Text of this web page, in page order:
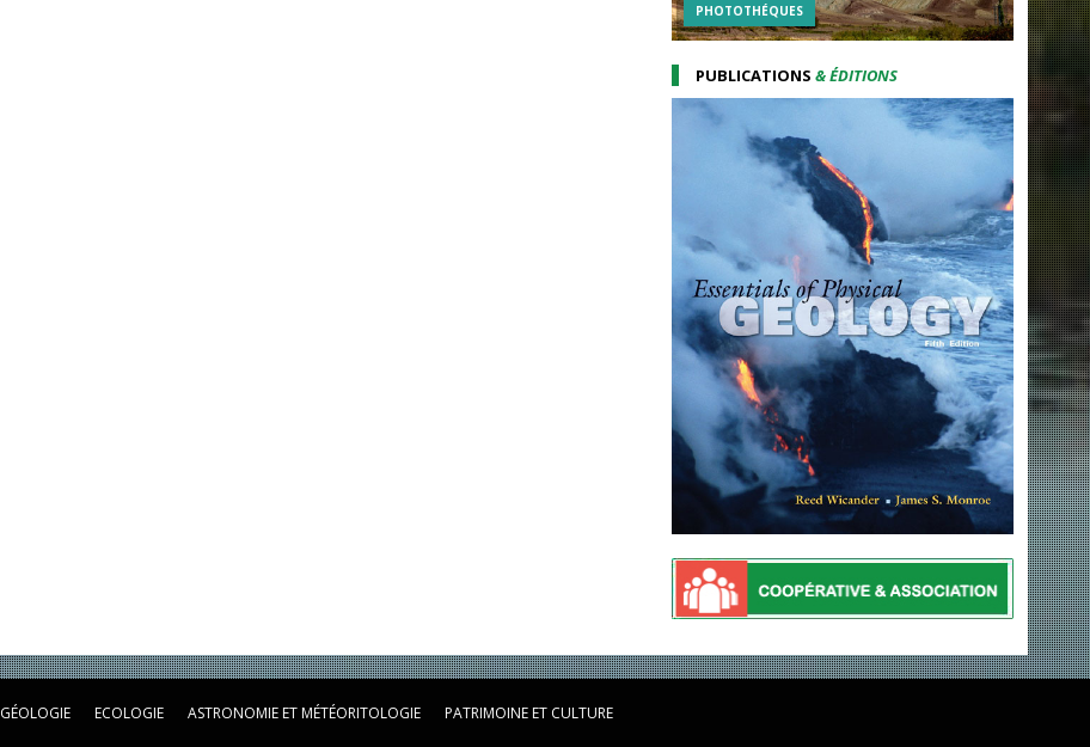
PHOTOTHÉQUES
PUBLICATIONS& ÉDITIONS
GÉOLOGIE ECOLOGIE ASTRONOMIE ET MÉTÉORITOLOGIE PATRIMOINE ET CULTURE